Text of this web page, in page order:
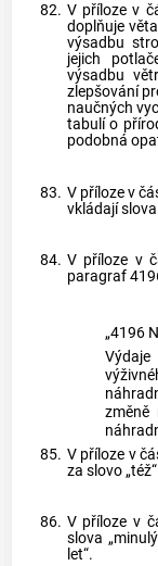
82. V příloze v
doplňuje
výsadbu
jejich
výsadbu
zlepšování
naučných
tabulí o
podobná
83. V příloze v
vkládají
84. V příloze v
paragraf
„4196
změně
85. V příloze v
za slovo
86. V příloze v
slova
let“.